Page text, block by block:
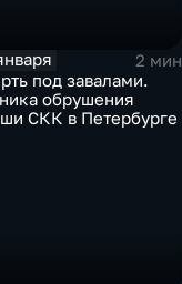
2 мин
под завалами.
обрушения
СКК в Петербурге